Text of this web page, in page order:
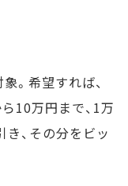
。希望すれば、
10万円まで、1万
、その分をビッ